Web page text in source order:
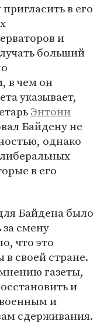
в его
и
больший
в чем он
указывает,
Энтони
Байдену не
однако
в его
Байдена было
смену
что это
своей стране.
газеты,
и
и
сдерживания.